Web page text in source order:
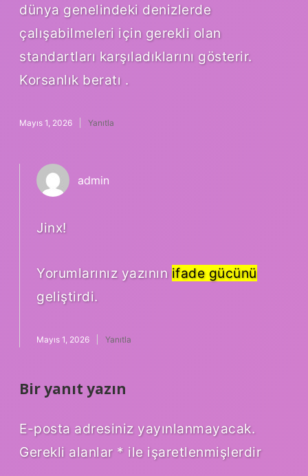
dünya genelindeki denizlerde
çalışabilmeleri için gerekli olan
standartları karşıladıklarını gösterir.
Korsanlık beratı .
Mayıs 1, 2026 Yanıtla
admin
Jinx!
Yorumlarınız yazının ifade gücünü
geliştirdi.
Mayıs 1, 2026 Yanıtla
Bir yanıt yazın
E-posta adresiniz yayınlanmayacak.
Gerekli alanlar * ile işaretlenmişlerdir